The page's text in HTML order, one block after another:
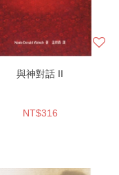
與神對話 II
NT$316